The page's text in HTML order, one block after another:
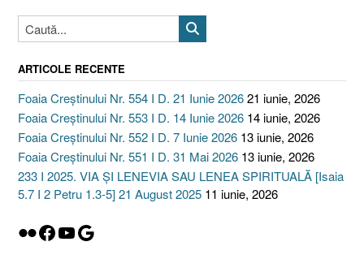
ARTICOLE RECENTE
Foaia Creștinului Nr. 554 I D. 21 Iunie 202621 iunie, 2026
Foaia Creștinului Nr. 553 I D. 14 Iunie 2026 14 iunie, 2026
Foaia Creștinului Nr. 552 I D. 7 Iunie 2026 13 iunie, 2026
Foaia Creștinului Nr. 551 I D. 31 Mai 2026 13 iunie, 2026
233 I 2025. VIA ȘI LENEVIA SAU LENEA SPIRITUALĂ [Isaia
5.7 I 2 Petru 1.3-5] 21 August 2025 11 iunie, 2026
Flickr
Facebook
YouTube
Google